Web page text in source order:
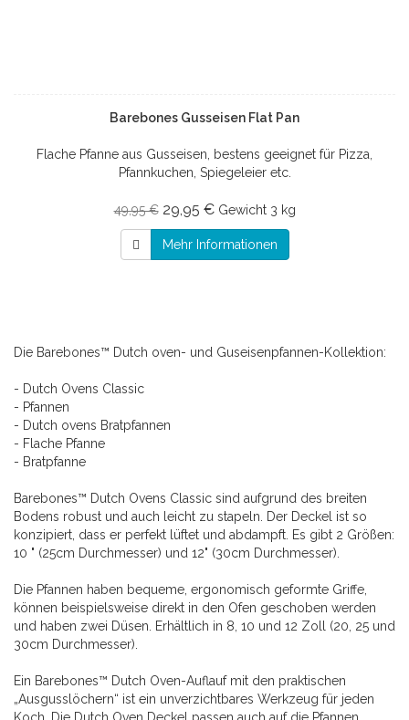
Barebones Gusseisen Flat Pan
Flache Pfanne aus Gusseisen, bestens geeignet für Pizza,
Pfannkuchen, Spiegeleier etc.
49,95 € 29,95 € Gewicht 3 kg
Mehr Informationen
Die Barebones™ Dutch oven- und Guseisenpfannen-Kollektion:
- Dutch Ovens Classic
- Pfannen
- Dutch ovens Bratpfannen
- Flache Pfanne
- Bratpfanne
Barebones™ Dutch Ovens Classic sind aufgrund des breiten
Bodens robust und auch leicht zu stapeln. Der Deckel ist so
konzipiert, dass er perfekt lüftet und abdampft. Es gibt 2 Größen:
10 " (25cm Durchmesser) und 12" (30cm Durchmesser).
Die Pfannen haben bequeme, ergonomisch geformte Griffe,
können beispielsweise direkt in den Ofen geschoben werden
und haben zwei Düsen. Erhältlich in 8, 10 und 12 Zoll (20, 25 und
30cm Durchmesser).
Ein Barebones™ Dutch Oven-Auflauf mit den praktischen
„Ausgusslöchern“ ist ein unverzichtbares Werkzeug für jeden